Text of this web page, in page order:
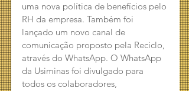
uma nova política de benefícios pelo
RH da empresa. Também foi
lançado um novo canal de
comunicação proposto pela Reciclo,
através do WhatsApp. O WhatsApp
da Usiminas foi divulgado para
todos os colaboradores,